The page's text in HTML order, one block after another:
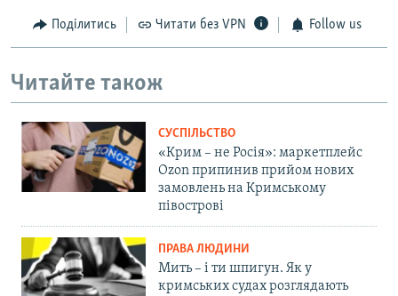
Поділитись Читати без VPN Follow us
Читайте також
СУСПІЛЬСТВО
«Крим – не Росія»: маркетплейс
Ozon припинив прийом нових
замовлень на Кримському
півострові
ПРАВА ЛЮДИНИ
Мить – і ти шпигун. Як у
кримських судах розглядають